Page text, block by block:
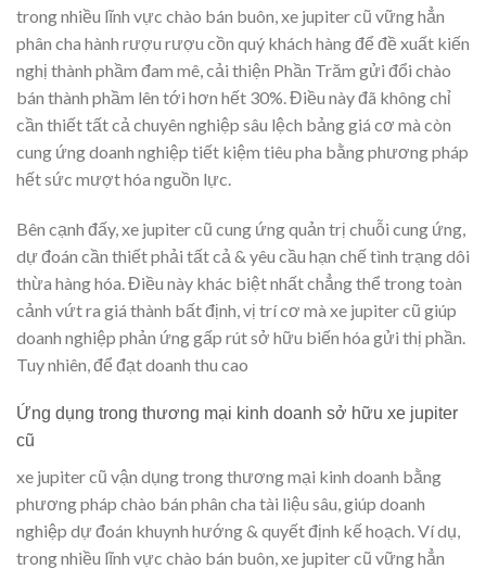
trong nhiều lĩnh vực chào bán buôn, xe jupiter cũ vững hẳn
phân cha hành rượu rượu cồn quý khách hàng để đề xuất kiến
nghị thành phầm đam mê, cải thiện Phần Trăm gửi đổi chào
bán thành phầm lên tới hơn hết 30%. Điều này đã không chỉ
cần thiết tất cả chuyên nghiệp sâu lệch bảng giá cơ mà còn
cung ứng doanh nghiệp tiết kiệm tiêu pha bằng phương pháp
hết sức mượt hóa nguồn lực.
Bên cạnh đấy, xe jupiter cũ cung ứng quản trị chuỗi cung ứng,
dự đoán cần thiết phải tất cả & yêu cầu hạn chế tình trạng dôi
thừa hàng hóa. Điều này khác biệt nhất chẳng thể trong toàn
cảnh vứt ra giá thành bất định, vị trí cơ mà xe jupiter cũ giúp
doanh nghiệp phản ứng gấp rút sở hữu biến hóa gửi thị phần.
Tuy nhiên, để đạt doanh thu cao
Ứng dụng trong thương mại kinh doanh sở hữu xe jupiter
cũ
xe jupiter cũ vận dụng trong thương mại kinh doanh bằng
phương pháp chào bán phân cha tài liệu sâu, giúp doanh
nghiệp dự đoán khuynh hướng & quyết định kế hoạch. Ví dụ,
trong nhiều lĩnh vực chào bán buôn, xe jupiter cũ vững hẳn